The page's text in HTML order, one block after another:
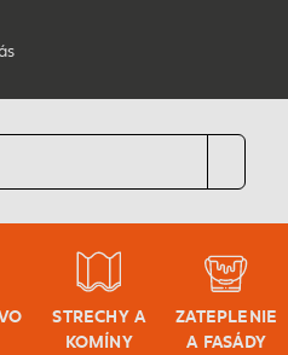
STRECHY A
KOMÍNY
ZATEPLENIE
A FASÁDY